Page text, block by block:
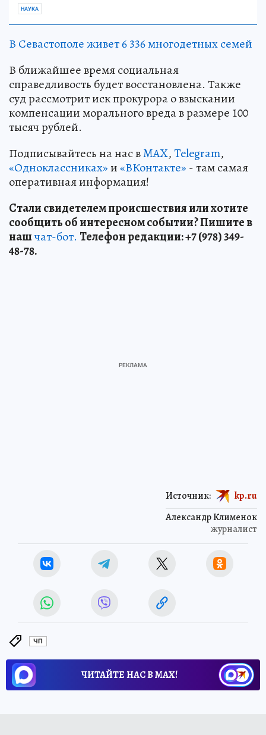
НАУКА
В Севастополе живет 6 336 многодетных семей
В ближайшее время социальная
справедливость будет восстановлена. Также
суд рассмотрит иск прокурора о взыскании
компенсации морального вреда в размере 100
тысяч рублей.
Подписывайтесь на нас вMAX,Telegram,
«Одноклассниках»и«ВКонтакте» - там самая
оперативная информация!
Стали свидетелем происшествия или хотите
сообщить об интересном событии? Пишите в
нашчат-бот. Телефон редакции: +7 (978) 349-
48-78.
Александр Клименок
журналист
Источник: kp.ru
ЧП
ЧИТАЙТЕ НАС В МАХ!